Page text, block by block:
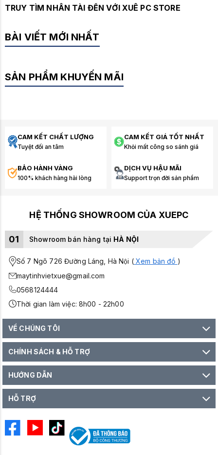
TRUY TÌM NHÂN TÀI ĐẾN VỚI XUÊ PC STORE
BÀI VIẾT MỚI NHẤT
SẢN PHẨM KHUYẾN MÃI
CAM KẾT CHẤT LƯỢNG
Tuyệt đối an tâm
CAM KẾT GIÁ TỐT NHẤT
Khỏi mất công so sánh giá
BẢO HÀNH VÀNG
100% khách hàng hài lòng
DỊCH VỤ HẬU MÃI
Support trọn đời sản phẩm
HỆ THỐNG SHOWROOM CỦA XUEPC
01 Showroom bán hàng tại HÀ NỘI
Số 7 Ngõ 726 Đường Láng, Hà Nội (Xem bản đồ )
maytinhvietxue@gmail.com
0568124444
Thời gian làm việc: 8h00 - 22h00
VỀ CHÚNG TÔI
CHÍNH SÁCH & HỖ TRỢ
HƯỚNG DẪN
HỖ TRỢ